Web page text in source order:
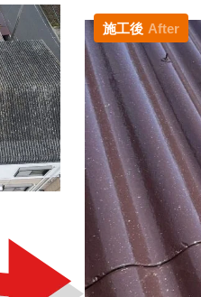
施工後 After